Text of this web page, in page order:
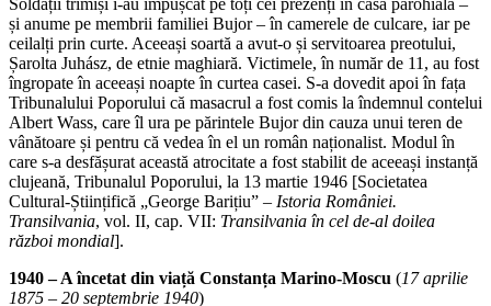
și anume pe membrii familiei Bujor – în camerele de culcare, iar pe
ceilalți prin curte. Aceeași soartă a avut-o și servitoarea preotului,
Șarolta Juhász, de etnie maghiară. Victimele, în număr de 11, au fost
îngropate în aceeași noapte în curtea casei. S-a dovedit apoi în fața
Tribunalului Poporului că masacrul a fost comis la îndemnul contelui
Albert Wass, care îl ura pe părintele Bujor din cauza unui teren de
vânătoare și pentru că vedea în el un român naționalist. Modul în
care s-a desfășurat această atrocitate a fost stabilit de aceeași instanță
clujeană, Tribunalul Poporului, la 13 martie 1946 [Societatea
Cultural-Științifică „George Barițiu” – Istoria României.
Transilvania, vol. II, cap. VII: Transilvania în cel de-al doilea
război mondial].
1940 – A încetat din viață Constanța Marino-Moscu (17 aprilie
1875 – 20 septembrie 1940)